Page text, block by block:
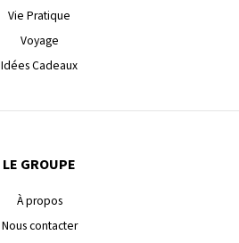
Vie Pratique
Voyage
Idées Cadeaux
LE GROUPE
À propos
Nous contacter